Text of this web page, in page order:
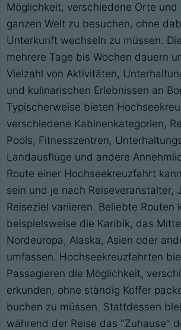
Möglichkeit, verschiedene Orte
ganzen Welt zu besuchen, ohne
Unterkunft wechseln zu müssen.
mehrere Tage bis Wochen dauern
Vielzahl von Aktivitäten,
und kulinarischen Erlebnissen an
Typischerweise bieten
verschiedene Kabinenkategorien,
Pools, Fitnesszentren,
Landausflüge und andere
Route einer Hochseekreuzfahrt
sein und je nach Reiseveranstalter,
Reiseziel variieren. Beliebte Routen
beispielsweise die Karibik, das
Nordeuropa, Alaska, Asien oder
umfassen. Hochseekreuzfahrten
Passagieren die Möglichkeit,
erkunden, ohne ständig Koffer
buchen zu müssen. Stattdessen
während der Reise das "Zuhause"